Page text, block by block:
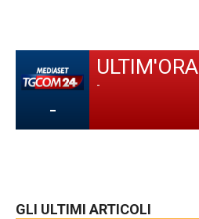
-
ULTIM'ORA
-
GLI ULTIMI ARTICOLI